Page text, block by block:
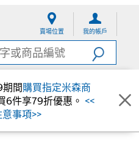
賣場位置 我的帳戶
間購買指定米森商
6件享79折優惠。 <<
事項>>